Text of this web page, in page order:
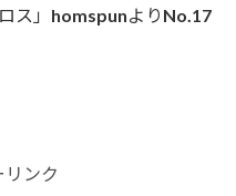
ス」homspunよりNo.17
リンク